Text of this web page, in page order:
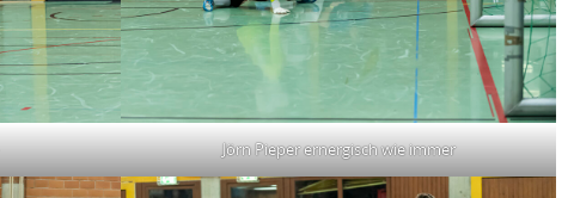
Jörn Pieper ernergisch wie immer